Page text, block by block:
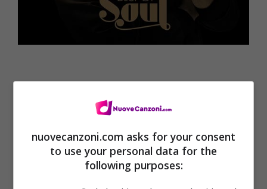
nuovecanzoni.com asks for your consent
to use your personal data for the
following purposes: